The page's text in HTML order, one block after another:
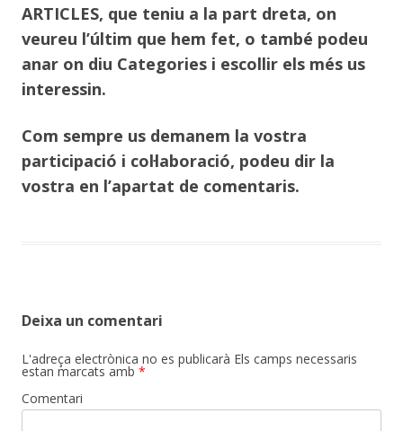
ARTICLES, que teniu a la part dreta, on
veureu l’últim que hem fet, o també podeu
anar on diu Categories i escollir els més us
interessin.
Com sempre us demanem la vostra
participació i col·laboració, podeu dir la
vostra en l’apartat de comentaris.
Deixa un comentari
L'adreça electrònica no es publicarà Els camps necessaris
estan marcats amb *
Comentari